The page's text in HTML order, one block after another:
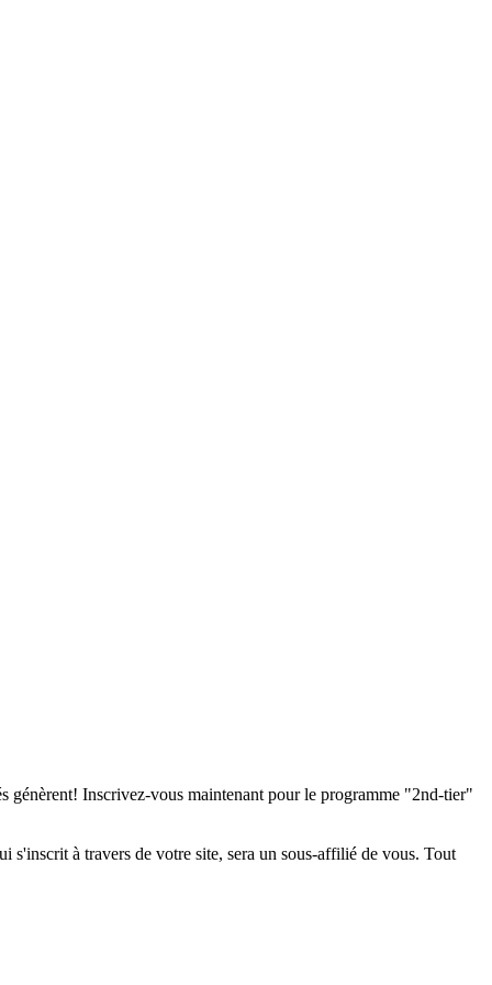
génèrent! Inscrivez-vous maintenant pour le programme "2nd-tier"
à travers de votre site, sera un sous-affilié de vous. Tout